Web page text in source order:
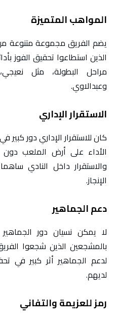
المواهب المتميزة
يضم الفريق مجموعة متنوعة
الذين استطاعوا تحقيق الفوز
مراحل البطولة، مثل نعيجي،
وعبدالاوي.
الاستقرار الإداري
كان للاستقرار الإداري دور كبير
الأداء على أرض الملعب دون
والاستقرار داخل النادي
الإنجاز.
دعم الجماهير
لا يمكن نسيان دور الجماهير
بالمشجعين الذين شجعوا
لدعم الجماهير أثر كبير في
لديهم.
رمز للعزيمة والتفاني